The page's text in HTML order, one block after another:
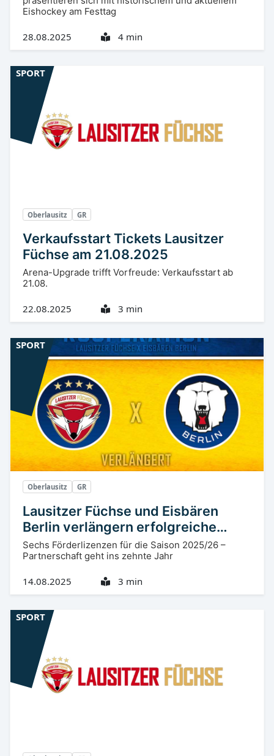
Eishockey am Festtag
28.08.2025 4 min
Oberlausitz GR
Verkaufsstart Tickets Lausitzer
Füchse am 21.08.2025
Arena-Upgrade trifft Vorfreude: Verkaufsstart ab
21.08.
22.08.2025 3 min
SPORT
Oberlausitz GR
Lausitzer Füchse und Eisbären
Berlin verlängern erfolgreiche
Kooperation
Sechs Förderlizenzen für die Saison 2025/26 –
Partnerschaft geht ins zehnte Jahr
14.08.2025 3 min
SPORT
SPORT